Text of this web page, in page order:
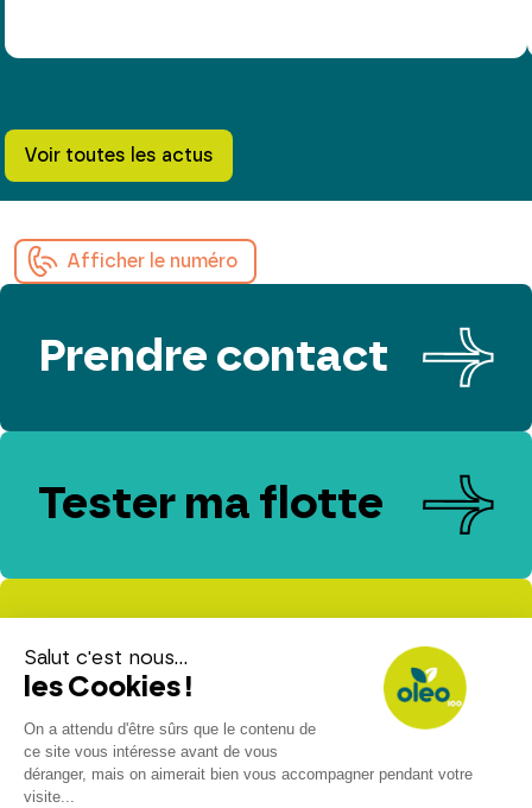
Voir toutes les actus
Afficher le numéro
Prendre contact
Tester ma flotte
Evaluer mes
émissions de CO₂
Espace presse
Espace client
Contact